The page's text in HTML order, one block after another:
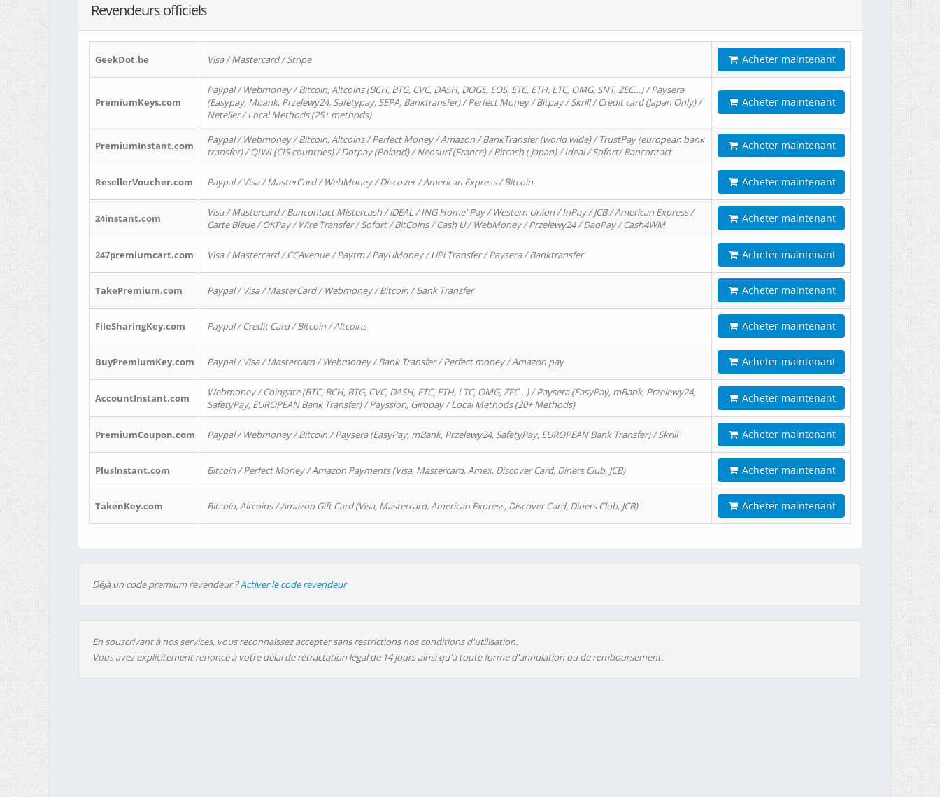
Revendeurs officiels
GeekDot.be Visa / Mastercard / Stripe Acheter maintenant
PremiumKeys.com
Paypal / Webmoney / Bitcoin, Altcoins (BCH, BTG, CVC, DASH, DOGE, EOS, ETC, ETH, LTC, OMG, SNT, ZEC…) / Paysera
(Easypay, Mbank, Przelewy24, Safetypay, SEPA, Banktransfer) / Perfect Money / Bitpay / Skrill / Credit card (Japan Only) /
Neteller / Local Methods (25+ methods)
Acheter maintenant
PremiumInstant.com
Paypal / Webmoney / Bitcoin, Altcoins / Perfect Money / Amazon / BankTransfer (world wide) / TrustPay (european bank
transfer) / QIWI (CIS countries) / Dotpay (Poland) / Neosurf (France) / Bitcash ( Japan) / Ideal / Sofort/ Bancontact
Acheter maintenant
ResellerVoucher.com Paypal / Visa / MasterCard / WebMoney / Discover / American Express / Bitcoin Acheter maintenant
24instant.com
Visa / Mastercard / Bancontact Mistercash / iDEAL / ING Home' Pay / Western Union / InPay / JCB / American Express /
Carte Bleue / OKPay / Wire Transfer / Sofort / BitCoins / Cash U / WebMoney / Przelewy24 / DaoPay / Cash4WM
Acheter maintenant
247premiumcart.com Visa / Mastercard / CCAvenue / Paytm / PayUMoney / UPi Transfer / Paysera / Banktransfer Acheter maintenant
TakePremium.com Paypal / Visa / MasterCard / Webmoney / Bitcoin / Bank Transfer Acheter maintenant
FileSharingKey.com Paypal / Credit Card / Bitcoin / Altcoins Acheter maintenant
BuyPremiumKey.com Paypal / Visa / Mastercard / Webmoney / Bank Transfer / Perfect money / Amazon pay Acheter maintenant
AccountInstant.com
Webmoney / Coingate (BTC, BCH, BTG, CVC, DASH, ETC, ETH, LTC, OMG, ZEC…) / Paysera (EasyPay, mBank, Przelewy24,
SafetyPay, EUROPEAN Bank Transfer) / Payssion, Giropay / Local Methods (20+ Methods)
Acheter maintenant
PremiumCoupon.com Paypal / Webmoney / Bitcoin / Paysera (EasyPay, mBank, Przelewy24, SafetyPay, EUROPEAN Bank Transfer) / Skrill Acheter maintenant
PlusInstant.com Bitcoin / Perfect Money / Amazon Payments (Visa, Mastercard, Amex, Discover Card, Diners Club, JCB) Acheter maintenant
TakenKey.com Bitcoin, Altcoins / Amazon Gift Card (Visa, Mastercard, American Express, Discover Card, Diners Club, JCB) Acheter maintenant
Déjà un code premium revendeur ?Activer le code revendeur
En souscrivant à nos services, vous reconnaissez accepter sans restrictions nos conditions d'utilisation.
Vous avez explicitement renoncé à votre délai de rétractation légal de 14 jours ainsi qu'à toute forme d'annulation ou de remboursement.